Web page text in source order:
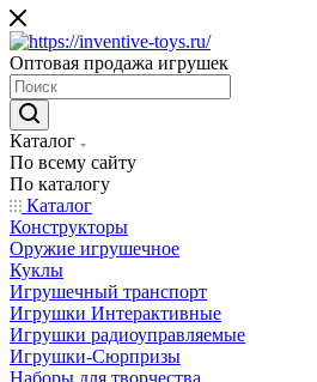
Оптовая продажа игрушек
Каталог
По всему сайту
По каталогу
Каталог
Конструкторы
Оружие игрушечное
Куклы
Игрушечный транспорт
Игрушки Интерактивные
Игрушки радиоуправляемые
Игрушки-Сюрпризы
Наборы для творчества